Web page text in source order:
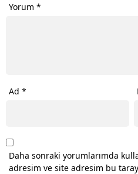
Yorum *
Ad *
Daha sonraki yorumlarımda
adresim ve site adresim bu